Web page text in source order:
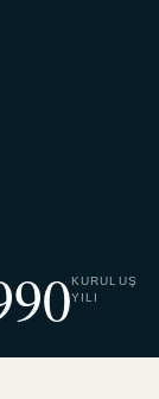
KURULUŞ
YILI